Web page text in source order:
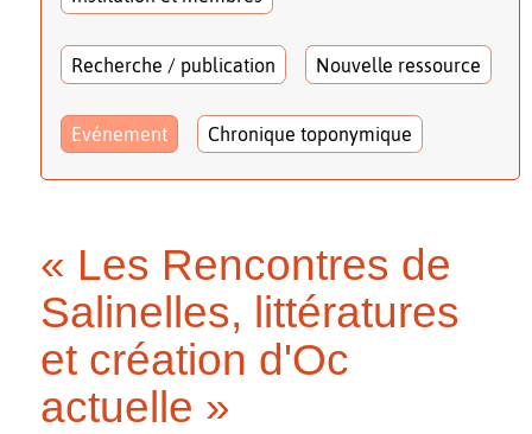
Recherche / publication Nouvelle ressource
Evénement Chronique toponymique
« Les Rencontres de
Salinelles, littératures
et création d'Oc
actuelle »